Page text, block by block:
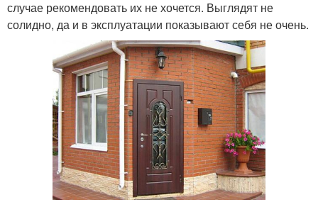
случае рекомендовать их не хочется. Выглядят не
солидно, да и в эксплуатации показывают себя не очень.